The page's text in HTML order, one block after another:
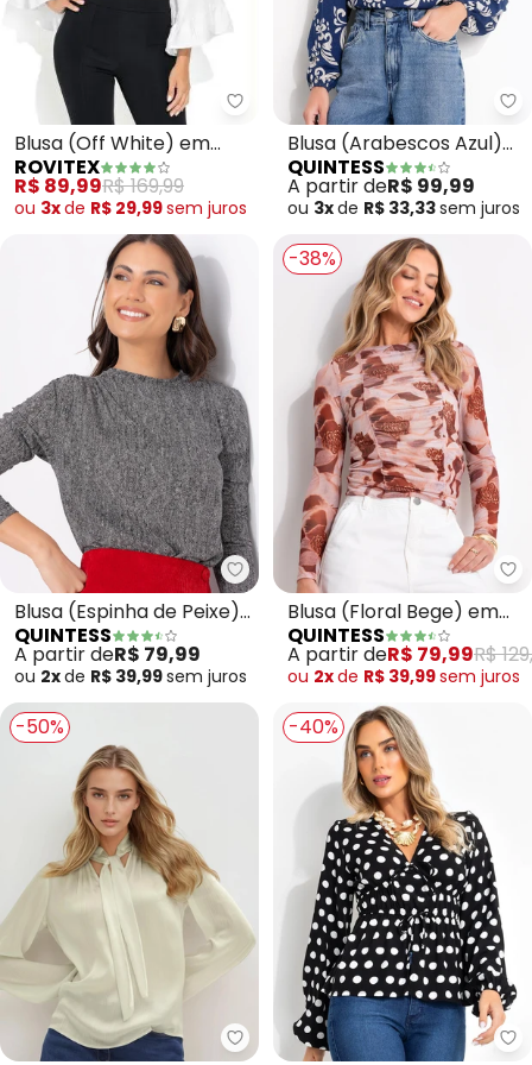
Rovitex - Blusa (Off White) em
Blusa (Off White) em
Tecido Jacquard
ROVITEX
R$ 89,99R$ 169,99
ou 3xde R$ 29,99sem juros
Blusa (Arabescos Azul)
em Malha de Viscose
QUINTESS
A partir deR$ 99,99
ou 3xde R$ 33,33sem juros
Quintess - Blusa (Espinha de
Blusa (Espinha de Peixe)
em Malha de Viscose
QUINTESS
A partir deR$ 79,99
ou 2xde R$ 39,99sem juros
-38%
Blusa (Floral Bege) em
Tule
QUINTESS
A partir deR$ 79,99R$
ou 2xde R$ 39,99sem juros
-50%
bonprix - Blusa (Off White) em
-40%